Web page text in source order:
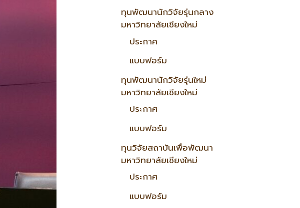
ทุนพัฒนานักวิจัยรุ่นกลาง
มหาวิทยาลัยเชียงใหม่
ประกาศ
แบบฟอร์ม
ทุนพัฒนานักวิจัยรุ่นใหม่
มหาวิทยาลัยเชียงใหม่
ประกาศ
แบบฟอร์ม
ทุนวิจัยสถาบันเพื่อพัฒนา
มหาวิทยาลัยเชียงใหม่
ประกาศ
แบบฟอร์ม